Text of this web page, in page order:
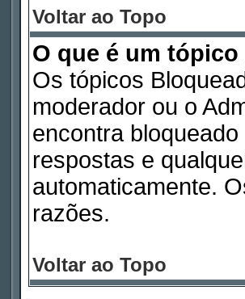
Voltar ao Topo
O que é um tópico
Os tópicos
moderador ou o
encontra
respostas e
automaticamente.
razões.
Voltar ao Topo